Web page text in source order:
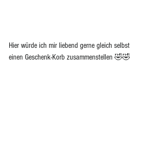
Hier würde ich mir liebend gerne gleich selbst
einen Geschenk-Korb zusammenstellen 🤣🤣